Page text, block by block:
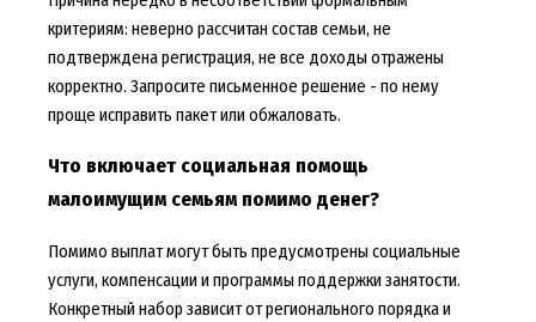
критериям: неверно рассчитан состав семьи, не
подтверждена регистрация, не все доходы отражены
корректно. Запросите письменное решение - по нему
проще исправить пакет или обжаловать.
Что включает социальная помощь
малоимущим семьям помимо денег?
Помимо выплат могут быть предусмотрены социальные
услуги, компенсации и программы поддержки занятости.
Конкретный набор зависит от регионального порядка и